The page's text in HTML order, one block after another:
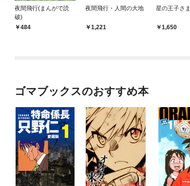
夜間飛行(まんがで読
破)
484
夜間飛行・人間の大地
1,221
星の王子さま
1,650
ゴマブックスのおすすめ本